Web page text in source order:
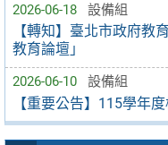
2026-06-18 設備組
【轉知】臺北市政府教
教育論壇」
2026-06-10 設備組
【重要公告】115學年